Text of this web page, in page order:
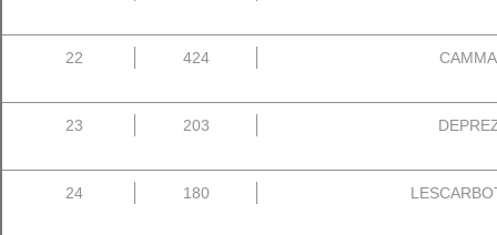
22 424
23 203
24 180